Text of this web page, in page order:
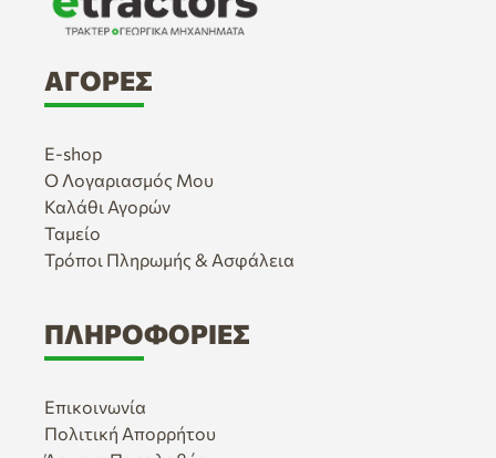
ΑΓΟΡΈΣ
E-shop
Ο Λογαριασμός Μου
Καλάθι Αγορών
Ταμείο
Τρόποι Πληρωμής & Ασφάλεια
ΠΛΗΡΟΦΟΡΊΕΣ
Επικοινωνία
Πολιτική Απορρήτου